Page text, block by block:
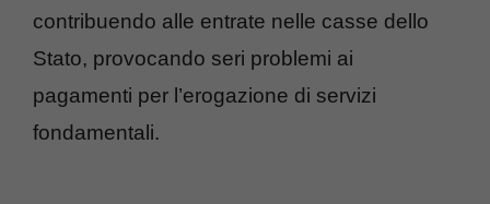
contribuendo alle entrate nelle casse dello
Stato, provocando seri problemi ai
pagamenti per l’erogazione di servizi
fondamentali.